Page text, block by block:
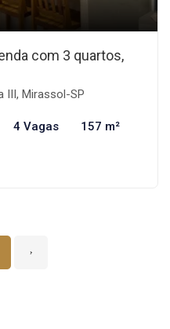
com 3 quartos,
III, Mirassol-SP
4 Vagas 157 m²
›